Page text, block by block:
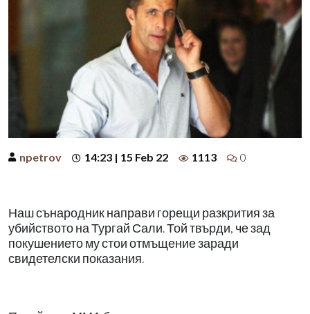
npetrov 14:23 | 15 Feb 22 1113 0
Наш сънародник направи горещи разкрития за
убийството на Тургай Сали. Той твърди, че зад
покушението му стои отмъщение заради
свидетелски показания.